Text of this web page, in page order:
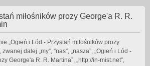
miłośników prozy George'a R. R.
„Ogień i Lód - Przystań miłośników prozy
dalej „my”, ”nas”, „nasza”, „Ogień i Lód -
George'a R. R. Martina”, „http://in-mist.net”,